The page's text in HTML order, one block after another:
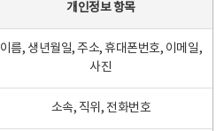
개인정보 항목
이름, 생년월일, 주소, 휴대폰번호, 이메일,
사진
소속, 직위, 전화번호